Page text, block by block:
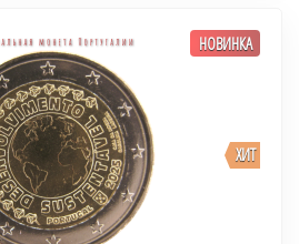
ХИТ
НОВИНКА